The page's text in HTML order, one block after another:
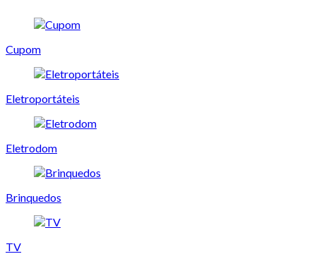
Cupom
Eletroportáteis
Eletrodom
Brinquedos
TV